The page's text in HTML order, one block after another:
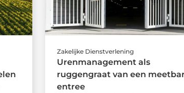
Zakelijke Dienstverlening
Urenmanagement als
ruggengraat van een
entree